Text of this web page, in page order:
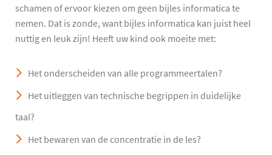
schamen of ervoor kiezen om geen bijles informatica te
nemen. Dat is zonde, want bijles informatica kan juist heel
nuttig en leuk zijn! Heeft uw kind ook moeite met:
Het onderscheiden van alle programmeertalen?
Het uitleggen van technische begrippen in duidelijke
taal?
Het bewaren van de concentratie in de les?